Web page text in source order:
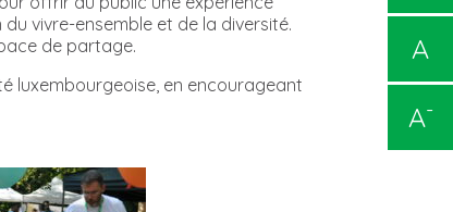
A
A-
vivre-ensemble et de la diversité.
de partage.
luxembourgeoise, en encourageant